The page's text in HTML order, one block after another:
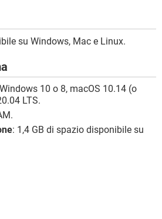
su Windows, Mac e Linux.
10 o 8, macOS 10.14 (o
LTS.
: 1,4 GB di spazio disponibile su